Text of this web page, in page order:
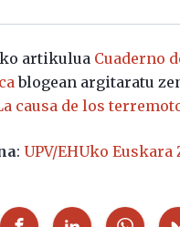
artikulua Cuaderno
blogean argitaratu
causa de los
: UPV/EHUko Euskara